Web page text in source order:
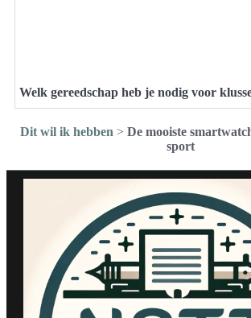
Welk gereedschap heb je nodig voor
Dit wil ik hebben > De mooiste
sport